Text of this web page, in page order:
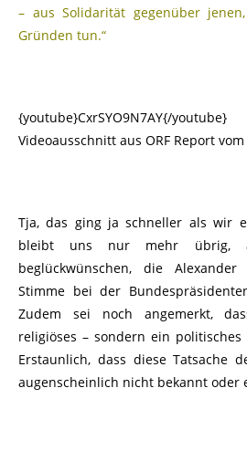
– aus Solidarität gegenüber
Gründen tun.“
{youtube}CxrSYO9N7AY{/youtube}
Videoausschnitt aus ORF Report
Tja, das ging ja schneller als wir
bleibt uns nur mehr übrig,
beglückwünschen, die
Stimme bei der
Zudem sei noch angemerkt,
religiöses – sondern ein
Erstaunlich, dass diese Tatsache
augenscheinlich nicht bekannt oder